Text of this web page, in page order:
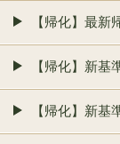
【帰化】最新
【帰化】新基
【帰化】新